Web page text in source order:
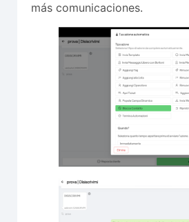
más comunicaciones.